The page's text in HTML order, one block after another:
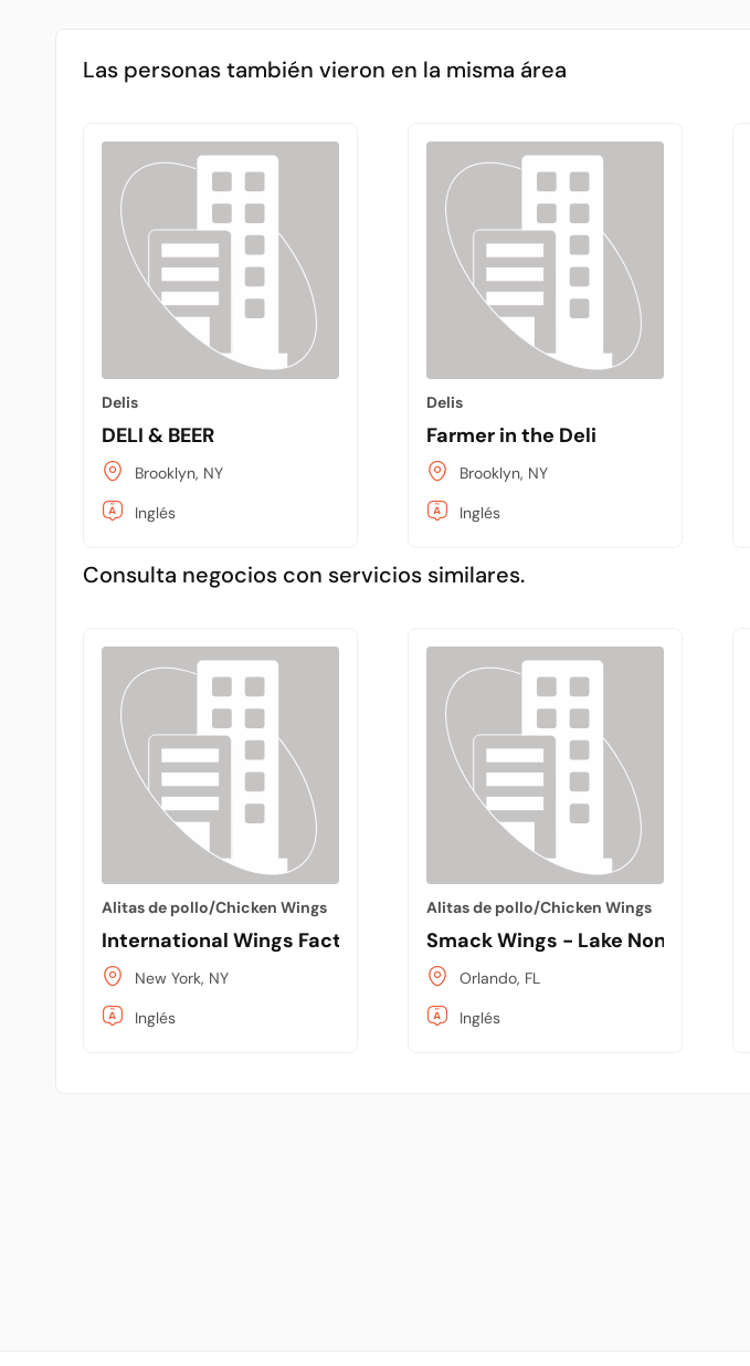
Las personas también vieron en la misma área
Delis
DELI & BEER
Brooklyn, NY
Inglés
Delis
Farmer in the Deli
Brooklyn, NY
Inglés
Consulta negocios con servicios similares.
Alitas de pollo/Chicken Wings
International Wings Factory
New York, NY
Inglés
Alitas de pollo/Chicken Wings
Smack Wings - Lake Nona
Orlando, FL
Inglés